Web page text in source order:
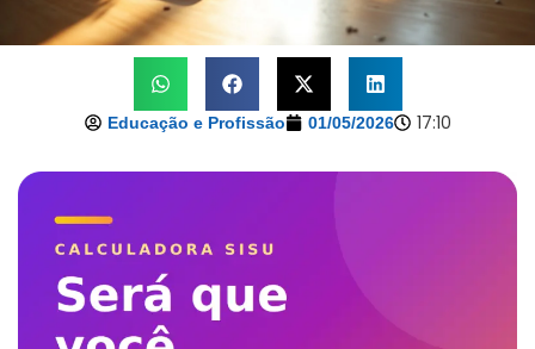
Educação e Profissão 01/05/2026 17:10